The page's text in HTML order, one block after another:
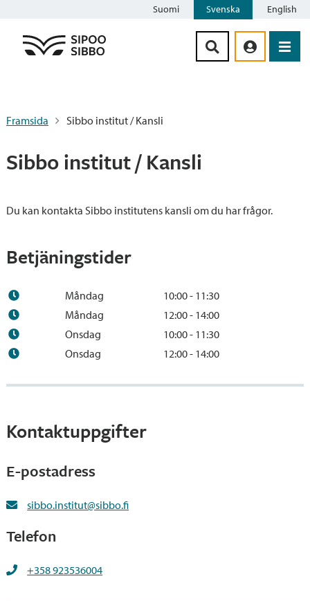
Suomi Svenska English
Framsida Sibbo institut / Kansli
Sibbo institut / Kansli
Du kan kontakta Sibbo institutens kansli om du har frågor.
Betjäningstider
Måndag
10:00 - 11:30
Måndag
12:00 - 14:00
Onsdag
10:00 - 11:30
Onsdag
12:00 - 14:00
Kontaktuppgifter
E-postadress
sibbo.institut@sibbo.fi
Telefon
+358 923536004